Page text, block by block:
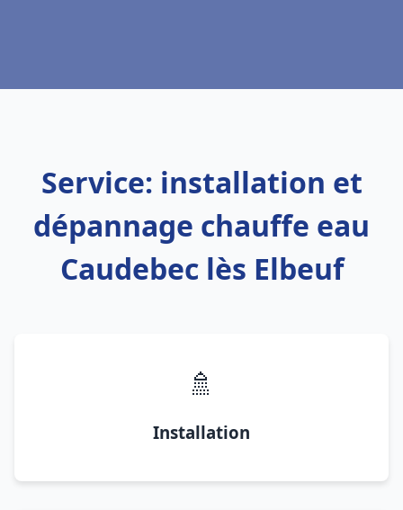
Service: installation et
dépannage chauffe eau
Caudebec lès Elbeuf
🚿
Installation